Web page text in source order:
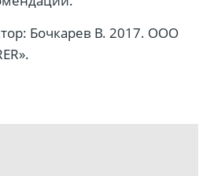
Бочкарев В. 2017. ООО